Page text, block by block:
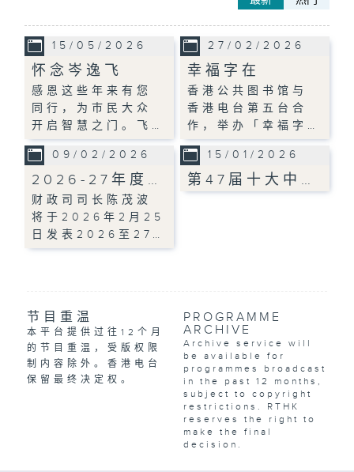
15/05/2026
怀念岑逸飞
感恩这些年来有您
同行，为巿民大众
开启智慧之门。飞…
27/02/2026
幸福字在
香港公共图书馆与
香港电台第五台合
作，举办「幸福字…
09/02/2026
2026-27年度…
财政司司长陈茂波
将于2026年2月25
日发表2026至27…
15/01/2026
第47届十大中…
节目重温
本平台提供过往12个月
的节目重温，受版权限
制内容除外。香港电台
保留最终决定权。
PROGRAMME
ARCHIVE
Archive service will
be available for
programmes broadcast
in the past 12 months,
subject to copyright
restrictions. RTHK
reserves the right to
make the final
decision.